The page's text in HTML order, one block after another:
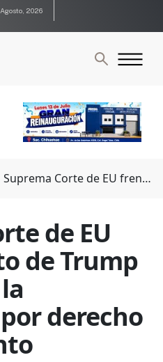
2026
Suprema Corte de EU frena
de EU
de Trump
derecho